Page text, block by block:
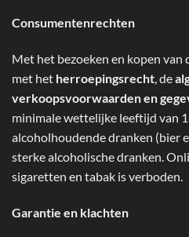
Consumentenrechten
Met het bezoeken en kopen van
met het herroepingsrecht, de
verkoopsvoorwaarden en
minimale wettelijke leeftijd van
alcoholhoudende dranken (bier
sterke alcoholische dranken.
sigaretten en tabak is verboden.
Garantie en klachten